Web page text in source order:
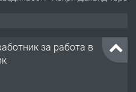
за работа в